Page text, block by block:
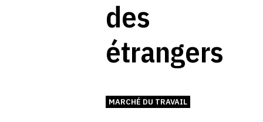
des
étrangers
MARCHÉ DU TRAVAIL